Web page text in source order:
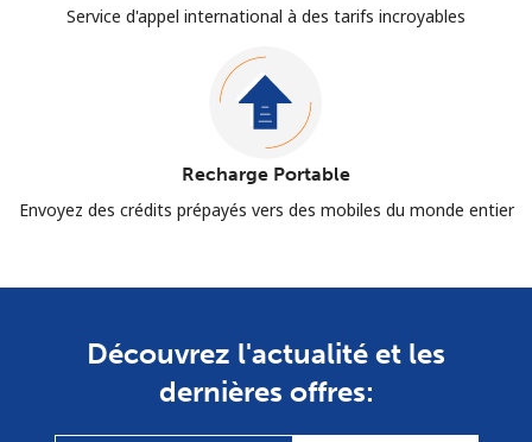
Service d'appel international à des tarifs incroyables
Recharge Portable
Envoyez des crédits prépayés vers des mobiles du monde entier
Découvrez l'actualité et les
dernières offres: